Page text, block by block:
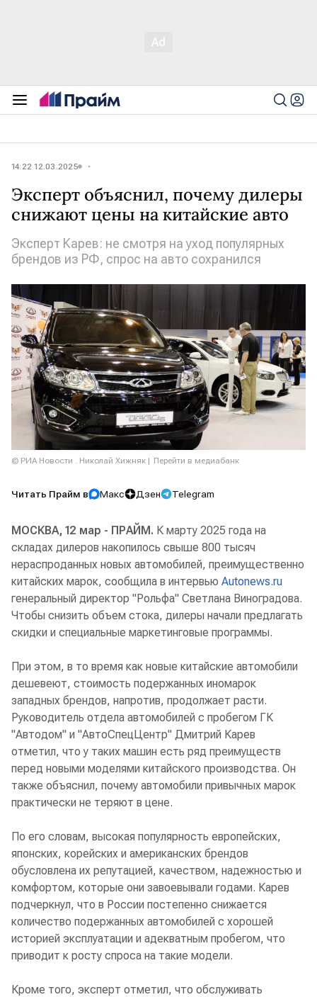
14:22 12.03.2025
Эксперт объяснил, почему дилеры
снижают цены на китайские авто
Эксперт Карев: не смотря на уход популярных
брендов из РФ, спрос на авто сохранился
© РИА Новости . Николай Хижняк Перейти в медиабанк
Читать Прайм в Макс Дзен Telegram
МОСКВА, 12 мар - ПРАЙМ. К марту 2025 года на
складах дилеров накопилось свыше 800 тысяч
нераспроданных новых автомобилей, преимущественно
китайских марок, сообщила в интервью Autonews.ru
генеральный директор "Рольфа" Светлана Виноградова.
Чтобы снизить объем стока, дилеры начали предлагать
скидки и специальные маркетинговые программы.
При этом, в то время как новые китайские автомобили
дешевеют, стоимость подержанных иномарок
западных брендов, напротив, продолжает расти.
Руководитель отдела автомобилей с пробегом ГК
"Автодом" и "АвтоСпецЦентр" Дмитрий Карев
отметил, что у таких машин есть ряд преимуществ
перед новыми моделями китайского производства. Он
также объяснил, почему автомобили привычных марок
практически не теряют в цене.
По его словам, высокая популярность европейских,
японских, корейских и американских брендов
обусловлена их репутацией, качеством, надежностью и
комфортом, которые они завоевывали годами. Карев
подчеркнул, что в России постепенно снижается
количество подержанных автомобилей с хорошей
историей эксплуатации и адекватным пробегом, что
приводит к росту спроса на такие модели.
Кроме того, эксперт отметил, что обслуживать